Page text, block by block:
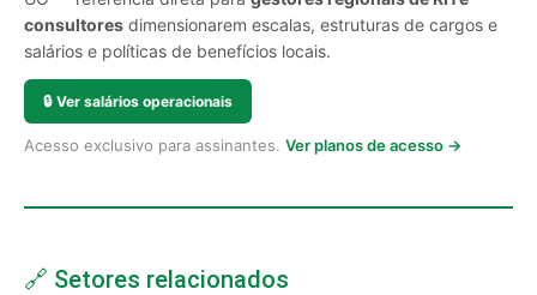
consultores dimensionarem escalas, estruturas de cargos e
salários e políticas de benefícios locais.
🔒 Ver salários operacionais
Acesso exclusivo para assinantes. Ver planos de acesso →
🔗 Setores relacionados